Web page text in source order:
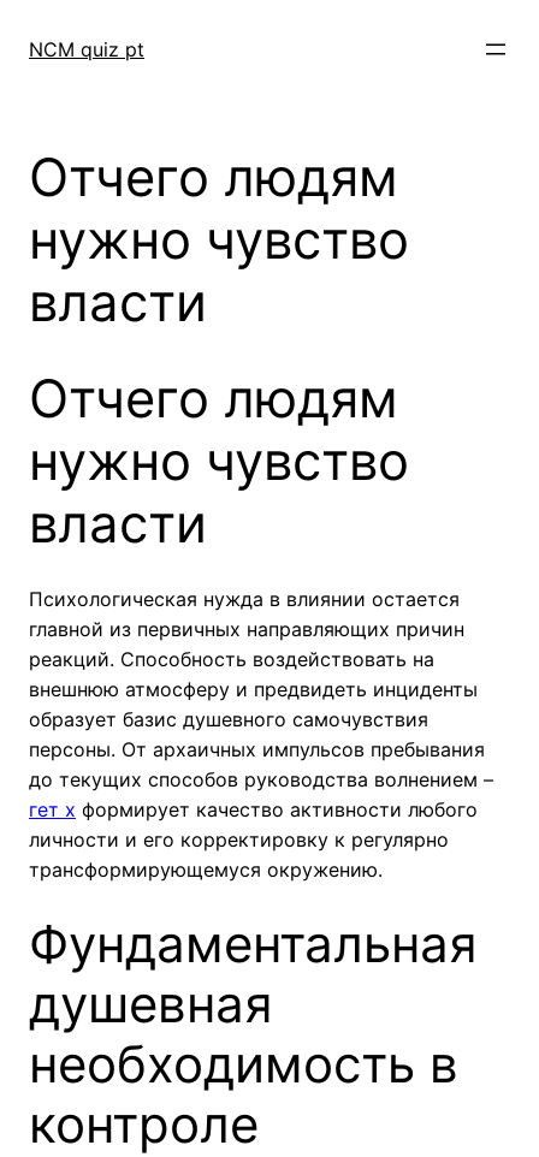
NCM quiz pt
Отчего людям
нужно чувство
власти
Отчего людям
нужно чувство
власти
Психологическая нужда в влиянии остается
главной из первичных направляющих причин
реакций. Способность воздействовать на
внешнюю атмосферу и предвидеть инциденты
образует базис душевного самочувствия
персоны. От архаичных импульсов пребывания
до текущих способов руководства волнением –
гет х формирует качество активности любого
личности и его корректировку к регулярно
трансформирующемуся окружению.
Фундаментальная
душевная
необходимость в
контроле